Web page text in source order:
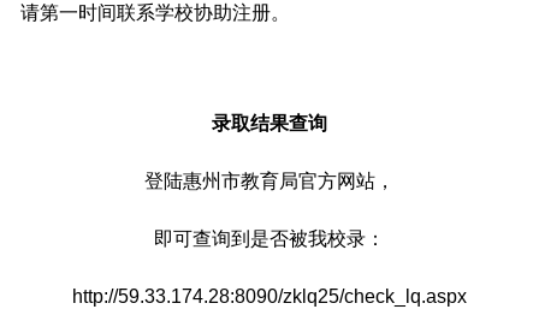
请第一时间联系学校协助注册。
录取结果查询
登陆惠州市教育局官方网站，
即可查询到是否被我校录：
http://59.33.174.28:8090/zklq25/check_lq.aspx